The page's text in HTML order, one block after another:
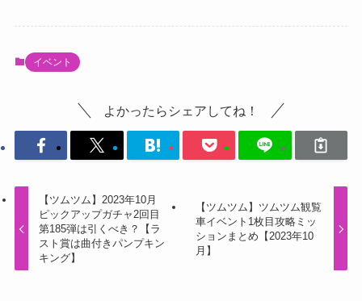
イベント
よかったらシェアしてね！
【ツムツム】2023年10月
ピックアップガチャ2回目
第185弾は引くべき？【ラ
スト賞は曲付きパンプキン
キング】
【ツムツム】ツムツム観覧
車イベント1枚目攻略ミッ
ションまとめ【2023年10
月】